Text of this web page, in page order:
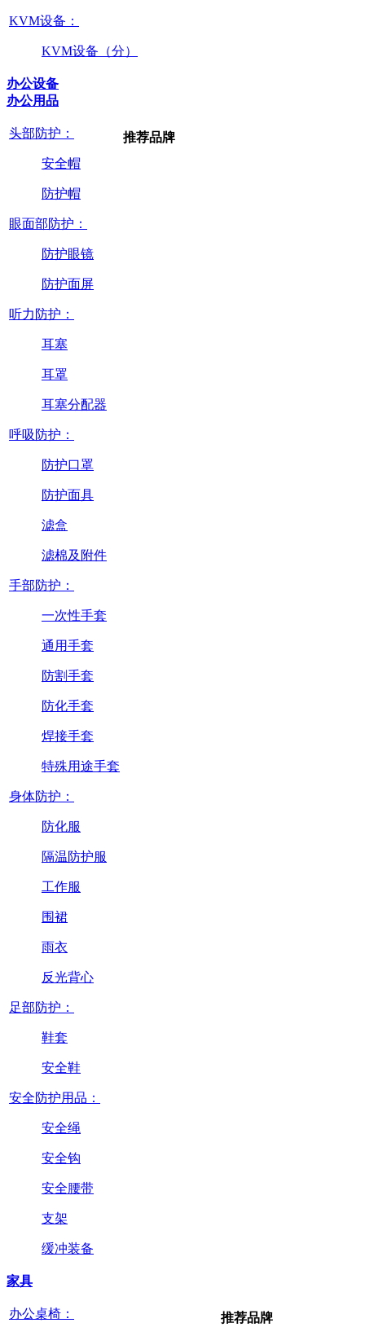
KVM设备：
KVM设备（分）
办公设备
办公用品
头部防护：
安全帽
防护帽
眼面部防护：
防护眼镜
防护面屏
听力防护：
耳塞
耳罩
耳塞分配器
呼吸防护：
防护口罩
防护面具
滤盒
滤棉及附件
手部防护：
一次性手套
通用手套
防割手套
防化手套
焊接手套
特殊用途手套
身体防护：
防化服
隔温防护服
工作服
围裙
雨衣
反光背心
足部防护：
鞋套
安全鞋
安全防护用品：
安全绳
安全钩
安全腰带
支架
缓冲装备
推荐品牌
家具
办公桌椅： 推荐品牌